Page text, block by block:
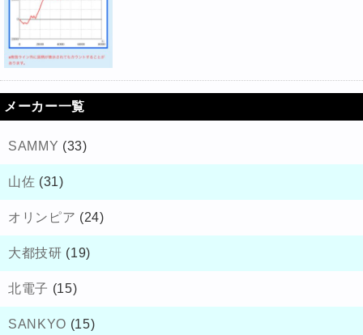
メーカー一覧
SAMMY (33)
山佐 (31)
オリンピア (24)
大都技研 (19)
北電子 (15)
SANKYO (15)